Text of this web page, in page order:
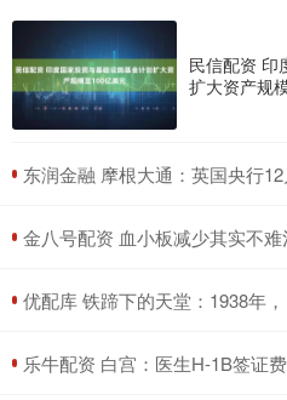
民信配资 印
扩大资产规
东润金融 摩根大通：英国央行
金八号配资 血小板减少其实不难治！尤
优配库 铁蹄下的天堂：1938年，日军
乐牛配资 白宫：医生H-1B签证